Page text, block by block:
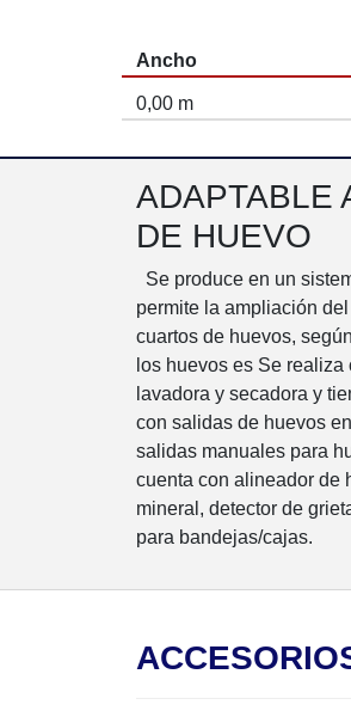
Ancho
0,00 m
ADAPTABLE
DE HUEVO
Se produce en un
permite la ampliación
cuartos de huevos,
los huevos es Se
lavadora y secadora y
con salidas de huevos
salidas manuales para
cuenta con alineador de
mineral, detector de
para bandejas/cajas.